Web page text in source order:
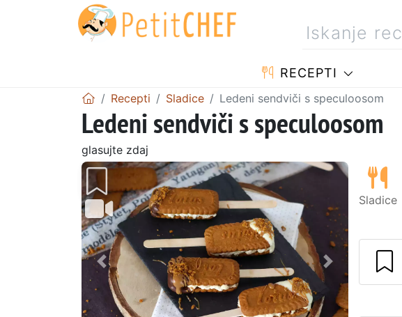
RECEPTI
Recepti Sladice Ledeni sendviči s speculoosom
Ledeni sendviči s speculoosom
glasujte zdaj
Prejšnji Naslednji
Sladice